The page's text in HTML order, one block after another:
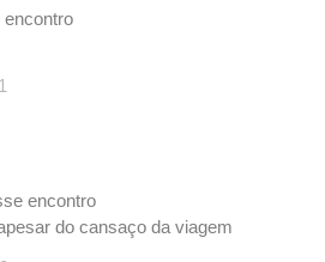
encontro
do cansaço da viagem